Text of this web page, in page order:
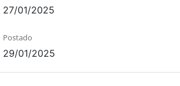
27/01/2025
Postado
29/01/2025